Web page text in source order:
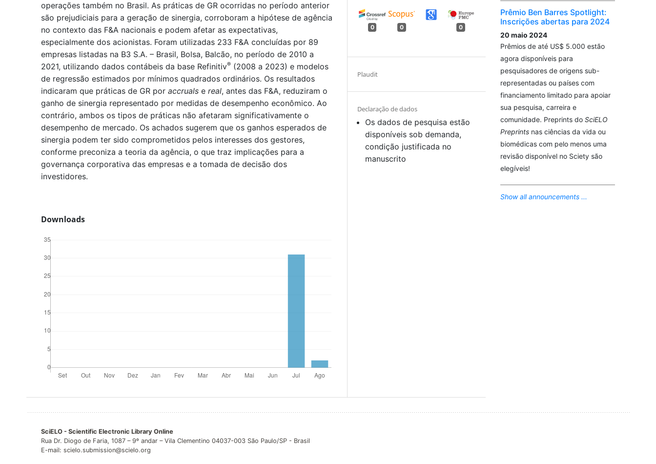
operações também no Brasil. As práticas de GR ocorridas no período anterior
são prejudiciais para a geração de sinergia, corroboram a hipótese de agência
no contexto das F&A nacionais e podem afetar as expectativas,
especialmente dos acionistas. Foram utilizadas 233 F&A concluídas por 89
empresas listadas na B3 S.A. – Brasil, Bolsa, Balcão, no período de 2010 a
2021, utilizando dados contábeis da base Refinitiv®(2008 a 2023) e modelos
de regressão estimados por mínimos quadrados ordinários. Os resultados
indicaram que práticas de GR por accrualse real, antes das F&A, reduziram o
ganho de sinergia representado por medidas de desempenho econômico. Ao
contrário, ambos os tipos de práticas não afetaram significativamente o
desempenho de mercado. Os achados sugerem que os ganhos esperados de
sinergia podem ter sido comprometidos pelos interesses dos gestores,
conforme preconiza a teoria da agência, o que traz implicações para a
governança corporativa das empresas e a tomada de decisão dos
investidores.
Downloads
0 0 0
Plaudit
Declaração de dados
Os dados de pesquisa estão
disponíveis sob demanda,
condição justificada no
manuscrito
Prêmio Ben Barres Spotlight:
Inscrições abertas para 2024
20 maio 2024
Prêmios de até US$ 5.000 estão
agora disponíveis para
pesquisadores de origens sub-
representadas ou países com
financiamento limitado para apoiar
sua pesquisa, carreira e
comunidade. Preprints do SciELO
Preprintsnas ciências da vida ou
biomédicas com pelo menos uma
revisão disponível no Sciety são
elegíveis!
Show all announcements ...
SciELO - Scientific Electronic Library Online
Rua Dr. Diogo de Faria, 1087 – 9º andar – Vila Clementino 04037-003 São Paulo/SP - Brasil
E-mail: scielo.submission@scielo.org